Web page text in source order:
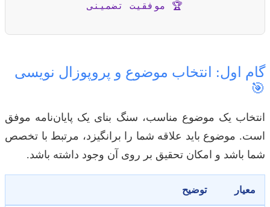
🏆 موفقیت تضمینی
گام اول: انتخاب موضوع و پروپوزال نویسی
🎯
انتخاب یک موضوع مناسب، سنگ بنای یک پایان‌نامه موفق
است. موضوع باید علاقه شما را برانگیزد، مرتبط با تخصص
شما باشد و امکان تحقیق بر روی آن وجود داشته باشد.
معیار توضیح